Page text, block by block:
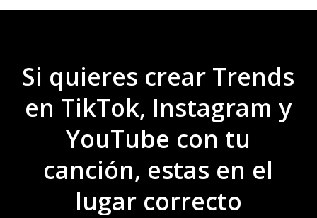
Si quieres crear Trends
en TikTok, Instagram y
YouTube con tu
canción, estas en el
lugar correcto